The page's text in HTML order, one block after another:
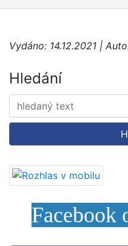
Vydáno: 14.12.2021 |
Hledání
Facebook